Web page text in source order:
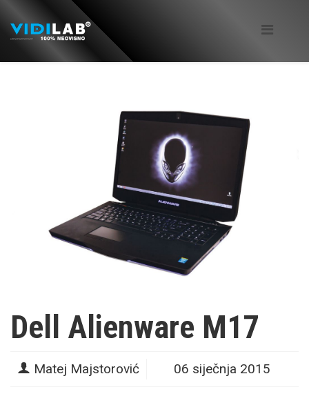
Dell Alienware M17
Matej Majstorović 06 siječnja 2015